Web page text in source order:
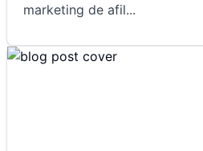
marketing de afil...